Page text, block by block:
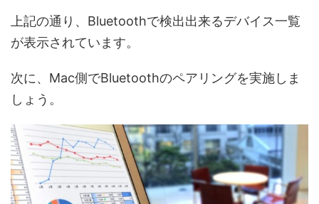
上記の通り、Bluetoothで検出出来るデバイス一覧
が表示されています。
次に、Mac側でBluetoothのペアリングを実施しま
しょう。